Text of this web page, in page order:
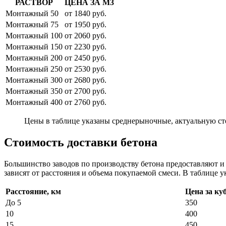
РАСТВОР
ЦЕНА ЗА М3
Монтажный 50
от 1840 руб.
Монтажный 75
от 1950 руб.
Монтажный 100 от 2060 руб.
Монтажный 150 от 2230 руб.
Монтажный 200 от 2450 руб.
Монтажный 250 от 2530 руб.
Монтажный 300 от 2680 руб.
Монтажный 350 от 2700 руб.
Монтажный 400 от 2760 руб.
Цены в таблице указаны среднерыночные, актуальную
Стоимость доставки бетона
Большинство заводов по производству бетона
зависят от расстояния и объема покупаемой смеси. В таблице
Расстояние, км
Цена за
До 5
350
10
400